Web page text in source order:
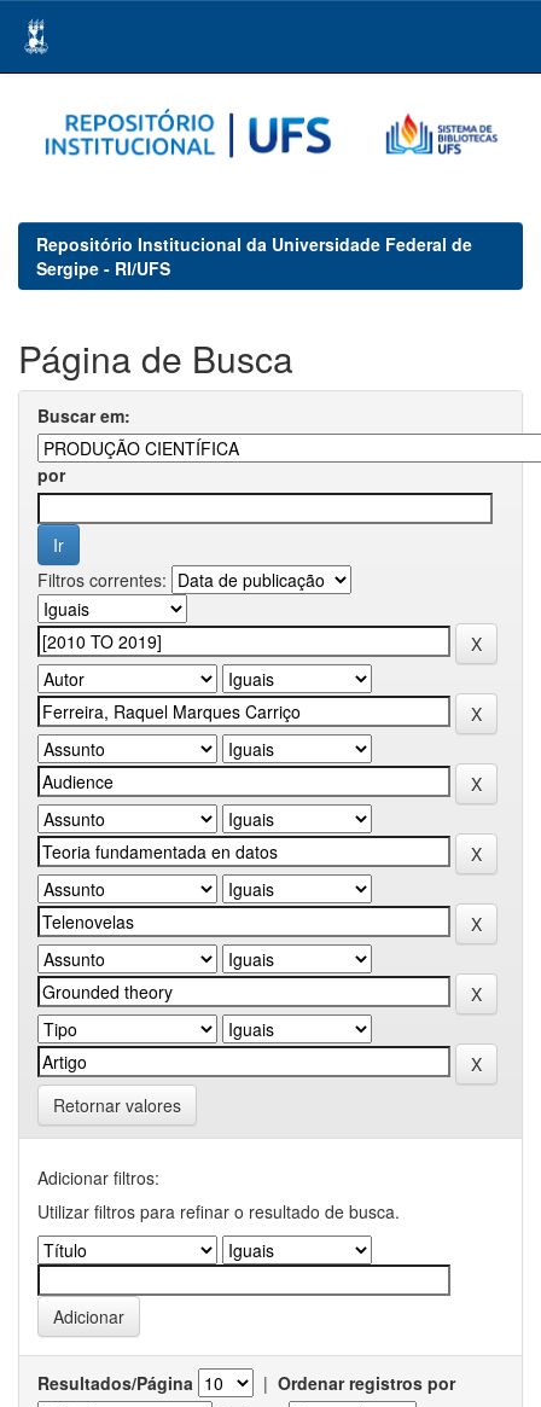
navigation
Repositório Institucional da Universidade Federal de
Sergipe - RI/UFS
Página de Busca
Buscar em:
por
Filtros correntes:
Retornar valores
Adicionar filtros:
Utilizar filtros para refinar o resultado de busca.
Resultados/Página | Ordenar registros por